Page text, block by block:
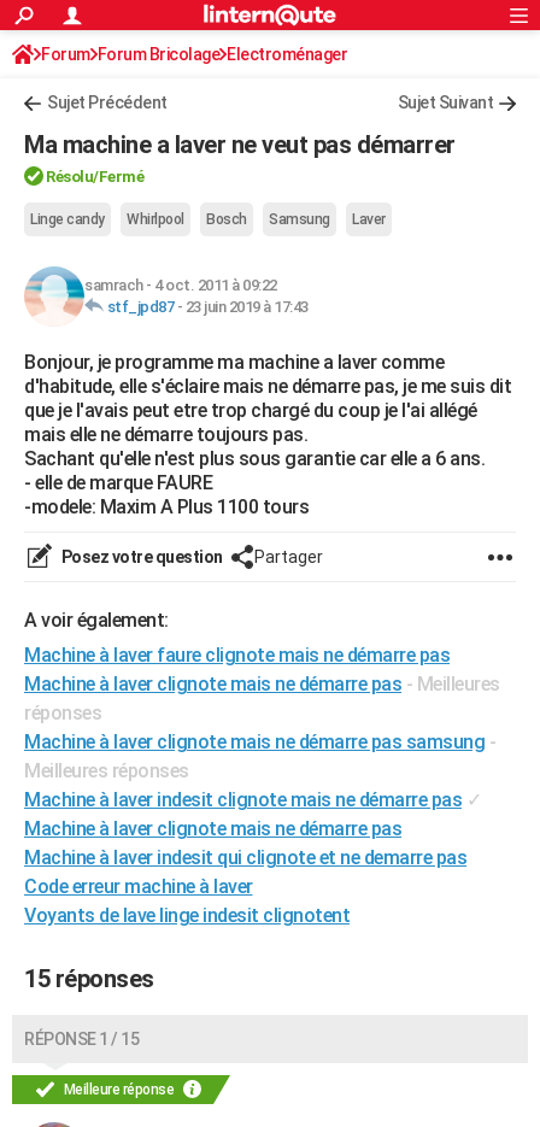
ACTUALITÉS
Politique
Société
Faits Divers
Education
Monde
Villes
+
Programme TV
TNTStreaming
Cinéma
Sorties cinéma
Musique
+FINANCE
Retraite
Impôts
Epargne
Immobilier
Risques naturels par ville
Banque
Assurance
Crédit
AUTO
Essais
Réserver un essai
Citadines
Berlines
SUV
Forum auto
HIGH-TECH
Mobiles
Meilleur smartphone
Internet
Ordinateurs
Jeux vidéo
Guide high-tech
BRICOLAGE
Forum
Aménagement intérieur
Extérieur
Cuisine
Salle de bains
Jardinage
Rangement
WEEK-END
Guides de France
Escapades
Patrimoine
Expositions
Musées
Week-end nature
+LIFESTYLE
Art de vivre
Bien-être
Loisirs
Mode
Modes de vie
SANTE
Alimentation
Guide de la santé
Maladies
Médicaments
Sommeil
Destinations
City break
Voyage nature
Voyage de noces
Forum
Climat
PHOTO
GUIDES D'ACHAT
BONS PLANS
CARTE DE VOEUX
DICTIONNAIRE
Dictionnaire
Biographies
Citations
Expressions
Proverbes
PROGRAMME TV
COPAINS D'AVANT
S'inscrire
Se connecter
Lycées
Collèges
Primaires
Universités
Entreprises
Service militaire
Avis de recherche
AVIS DE DÉCÈS
S'inscrire
Connexion
Forum Forum Bricolage Electroménager
Sujet Précédent Sujet Suivant
Ma machine a laver ne veut pas démarrer
Résolu/Fermé
Linge candy Whirlpool Bosch Samsung Laver
samrach- 4 oct. 2011 à 09:22
stf_jpd87- 23 juin 2019 à 17:43
Bonjour, je programme ma machine a laver comme
d'habitude, elle s'éclaire mais ne démarre pas, je me suis dit
que je l'avais peut etre trop chargé du coup je l'ai allégé
mais elle ne démarre toujours pas.
Sachant qu'elle n'est plus sous garantie car elle a 6 ans.
- elle de marque FAURE
-modele: Maxim A Plus 1100 tours
Posez votre question Partager
A voir également:
Machine à laver faure clignote mais ne démarre pas
Machine à laver clignote mais ne démarre pas - Meilleures
réponses
Machine à laver clignote mais ne démarre pas samsung -
Meilleures réponses
Machine à laver indesit clignote mais ne démarre pas ✓
Machine à laver clignote mais ne démarre pas
Machine à laver indesit qui clignote et ne demarre pas
Code erreur machine à laver
Voyants de lave linge indesit clignotent
15 réponses
RÉPONSE 1 / 15
Meilleure réponse